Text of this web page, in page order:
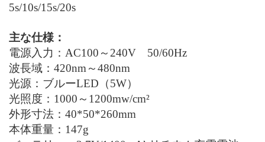
5s/10s/15s/20s
主な仕様：
電源入力： AC100～240V 50/60Hz
波長域：420nm～480nm
光源：ブルーLED （5W）
光照度 ： 1000 ～ 1 200mw/cm²
外形寸法：40*50*260mm
本体重量： 147g